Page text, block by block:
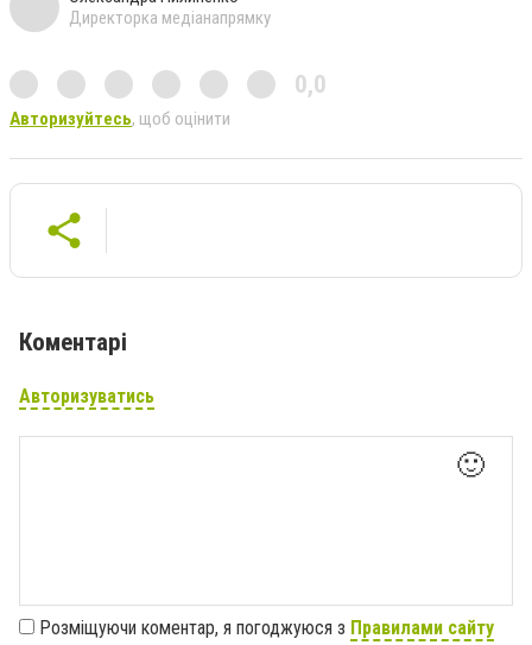
Директорка медіанапрямку
0,0
Авторизуйтесь, щоб оцінити
Коментарі
Авторизуватись
🙂
Розміщуючи коментар, я погоджуюся з Правилами сайту